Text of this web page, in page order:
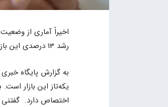
رشد 13 درصدی این بازار در سه‌ماهه گذشته سال جاری هستیم.
به گزارش پایگاه
اختصاص دارد. گفتنی